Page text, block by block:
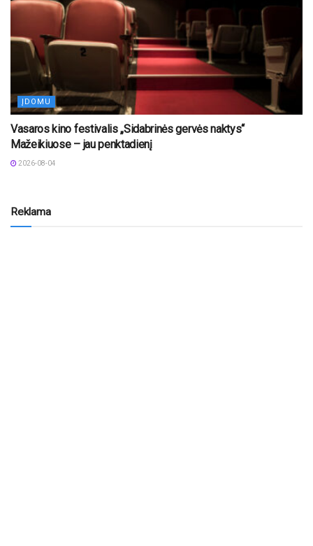
ĮDOMU
Vasaros kino festivalis „Sidabrinės gervės naktys“
Mažeikiuose – jau penktadienį
2026-08-04
Reklama